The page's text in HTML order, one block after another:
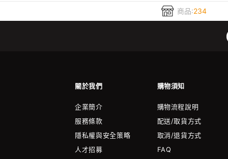
商品:234
關於我們 購物須知
企業簡介
服務條款
隱私權與安全策略
人才招募
購物流程說明
配送/取貨方式
取消/退貨方式
FAQ